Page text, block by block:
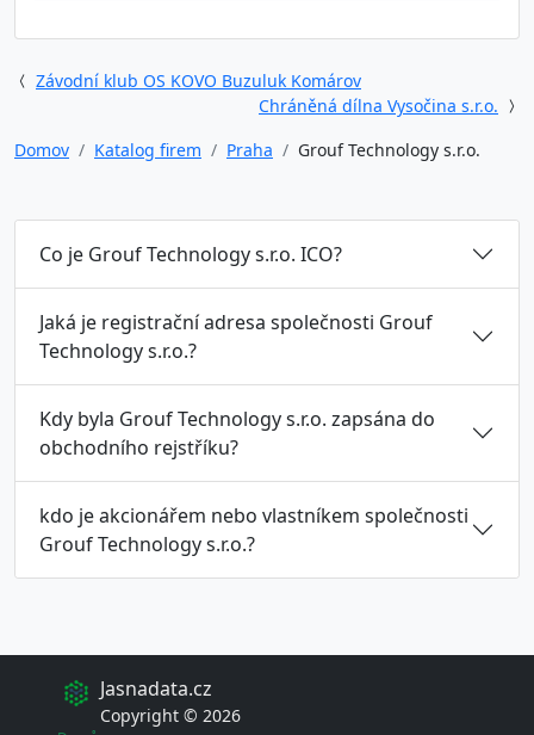
Závodní klub OS KOVO Buzuluk Komárov
Chráněná dílna Vysočina s.r.o.
Domov
Katalog firem Praha Grouf Technology s.r.o.
Co je Grouf Technology s.r.o. ICO?
Jaká je registrační adresa společnosti Grouf
Technology s.r.o.?
Kdy byla Grouf Technology s.r.o. zapsána do
obchodního rejstříku?
kdo je akcionářem nebo vlastníkem společnosti
Grouf Technology s.r.o.?
Jasnadata.cz
Copyright © 2026